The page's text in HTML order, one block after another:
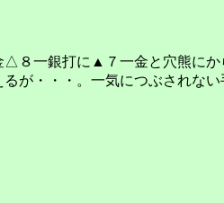
８一銀打に▲７一金と穴熊にか
が・・・。一気につぶされない